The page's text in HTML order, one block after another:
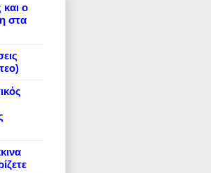
ο
στα